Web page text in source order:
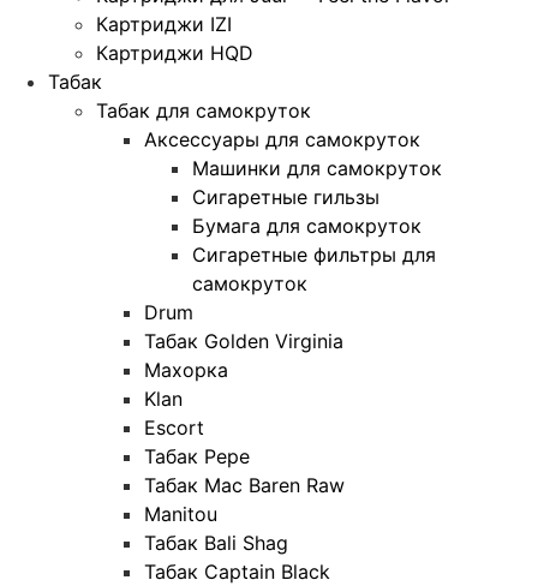
Картриджи IZI
Картриджи HQD
Табак
Табак для самокруток
Аксессуары для самокруток
Машинки для самокруток
Сигаретные гильзы
Бумага для самокруток
Сигаретные фильтры для
самокруток
Drum
Табак Golden Virginia
Махорка
Klan
Escort
Табак Pepe
Табак Mac Baren Raw
Manitou
Табак Bali Shag
Табак Captain Black